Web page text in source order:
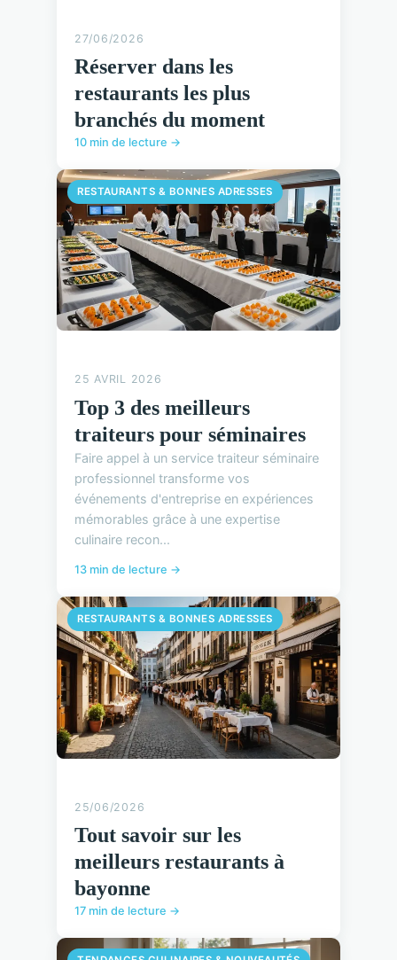
27/06/2026
Réserver dans les
restaurants les plus
branchés du moment
10 min de lecture →
RESTAURANTS & BONNES ADRESSES
25 AVRIL 2026
Top 3 des meilleurs
traiteurs pour séminaires
Faire appel à un service traiteur séminaire
professionnel transforme vos
événements d'entreprise en expériences
mémorables grâce à une expertise
culinaire recon...
13 min de lecture →
RESTAURANTS & BONNES ADRESSES
25/06/2026
Tout savoir sur les
meilleurs restaurants à
bayonne
17 min de lecture →